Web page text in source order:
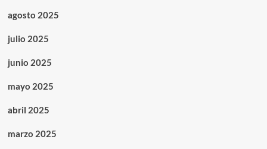
agosto 2025
julio 2025
junio 2025
mayo 2025
abril 2025
marzo 2025